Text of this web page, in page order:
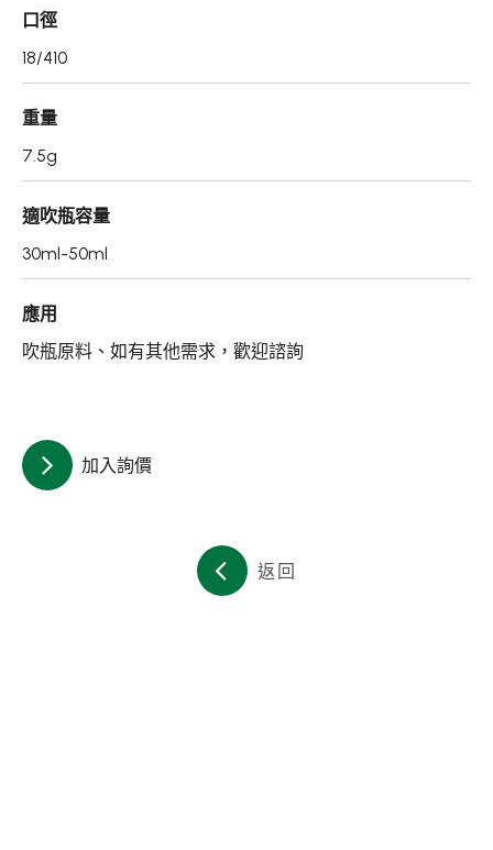
口徑
18/410
重量
7.5g
適吹瓶容量
30ml-50ml
應用
吹瓶原料、如有其他需求，歡迎諮詢
加入詢價
返回
專利技術品牌
OEM/ODM服務
應用領域
永續發展
關於集泉
繁體中文